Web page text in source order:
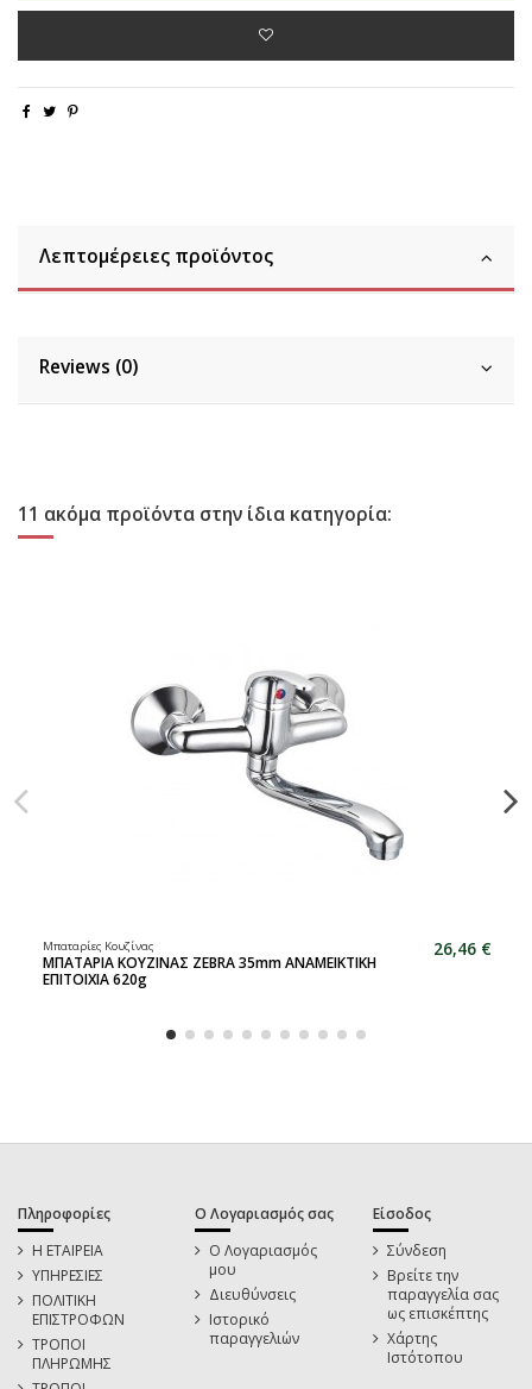
Λεπτομέρειες προϊόντος
Reviews (0)
11 ακόμα προϊόντα στην ίδια κατηγορία:
Μπαταρίες Κουζίνας
ΜΠΑΤΑΡΙΑ ΚΟΥΖΙΝΑΣ ZEBRA 35mm ΑΝΑΜΕΙΚΤΙΚΗ
ΕΠΙΤΟΙΧΙΑ 620g
26,46 €
Πληροφορίες
Η ΕΤΑΙΡΕΙΑ
ΥΠΗΡΕΣΙΕΣ
ΠΟΛΙΤΙΚΗ
ΕΠΙΣΤΡΟΦΩΝ
ΤΡΟΠΟΙ
ΠΛΗΡΩΜΗΣ
Ο Λογαριασμός σας
Ο Λογαριασμός
μου
Διευθύνσεις
Ιστορικό
παραγγελιών
Είσοδος
Σύνδεση
Βρείτε την
παραγγελία σας
ως επισκέπτης
Χάρτης
Ιστότοπου